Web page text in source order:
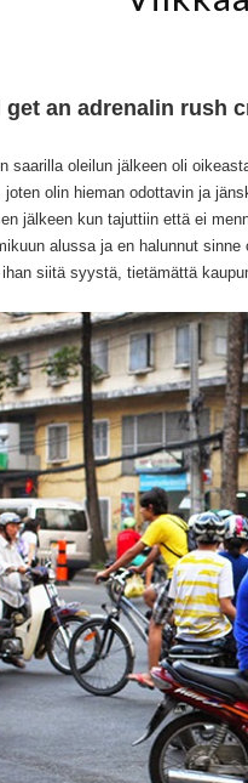
get an adrenalin rush
saarilla oleilun jälkeen oli
joten olin hieman odottavin ja
jälkeen kun tajuttiin että ei
alussa ja en halunnut
siitä syystä, tietämättä